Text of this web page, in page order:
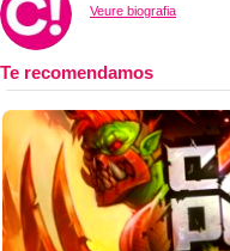
Veure biografia